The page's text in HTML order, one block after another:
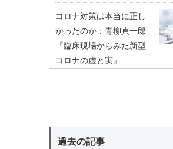
コロナ対策は本当に正し
かったのか：青柳貞一郎
『臨床現場からみた新型
コロナの虚と実』
過去の記事